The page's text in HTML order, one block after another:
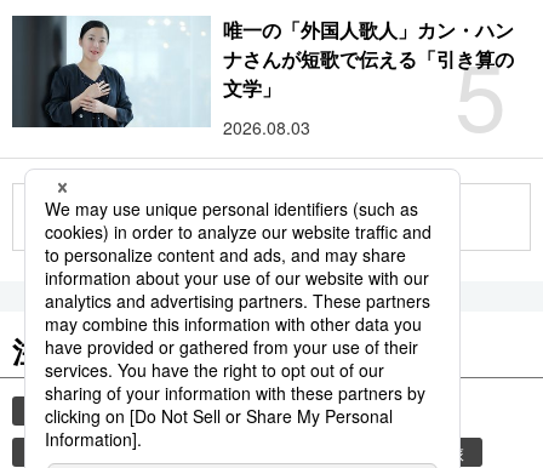
5
唯一の「外国人歌人」カン・ハン
ナさんが短歌で伝える「引き算の
文学」
2026.08.03
もっと見る
注目のキーワード
共同通信ニュース 時事通信ニュース
観光
世界遺産
旅